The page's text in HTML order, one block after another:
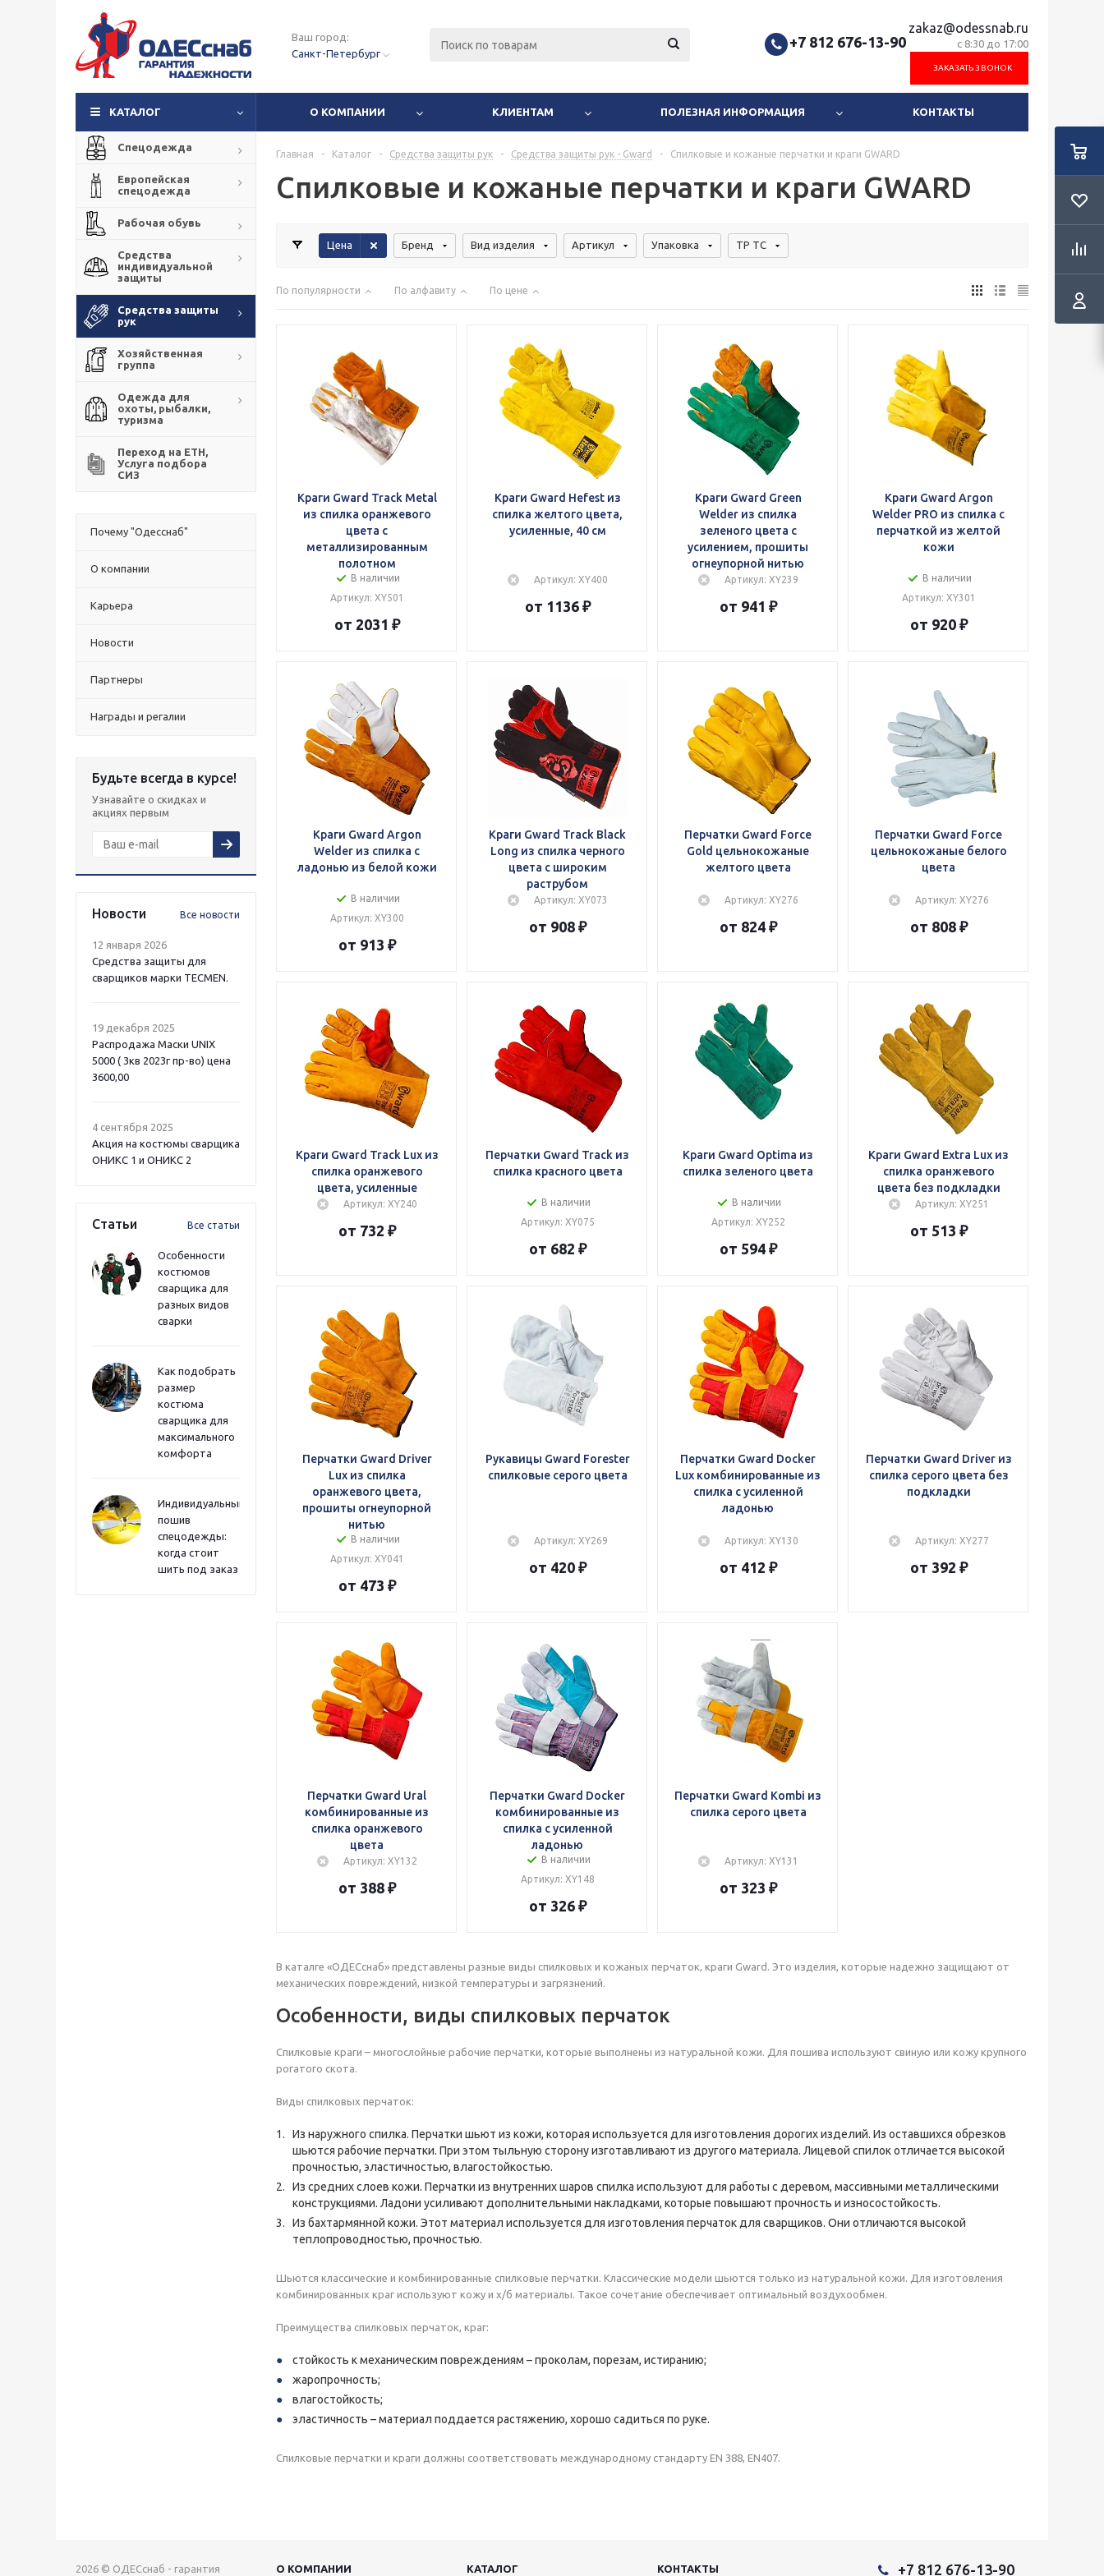
Ваш город:
Санкт-Петербург
+7 812 676-13-90
zakaz@odessnab.ru
с 8:30 до 17:00
ЗАКАЗАТЬ ЗВОНОК
КАТАЛОГ О КОМПАНИИ КЛИЕНТАМ ПОЛЕЗНАЯ ИНФОРМАЦИЯ КОНТАКТЫ
Спецодежда
Европейская
спецодежда
Рабочая обувь
Средства
индивидуальной
защиты
Средства защиты
рук
Хозяйственная
группа
Одежда для
охоты, рыбалки,
туризма
Переход на ЕТН,
Услуга подбора
СИЗ
Почему "Одесснаб"
О компании
Карьера
Новости
Партнеры
Награды и регалии
Будьте всегда в курсе!
Узнавайте о скидках и
акциях первым
Новости Все новости
12 января 2026
Средства защиты для
сварщиков марки TECMEN.
19 декабря 2025
Распродажа Маски UNIX
5000 ( 3кв 2023г пр-во) цена
3600,00
4 сентября 2025
Акция на костюмы сварщика
ОНИКС 1 и ОНИКС 2
Статьи Все статьи
Особенности
костюмов
сварщика для
разных видов
сварки
Как подобрать
размер
костюма
сварщика для
максимального
комфорта
Индивидуальный
пошив
спецодежды:
когда стоит
шить под заказ
Главная - Каталог - Средства защиты рук - Средства защиты рук - Gward - Спилковые и кожаные перчатки и краги GWARD
Спилковые и кожаные перчатки и краги GWARD
Цена Бренд Вид изделия Артикул Упаковка ТР ТС
По популярности По алфавиту По цене
Краги Gward Track Metal
из спилка оранжевого
цвета с
металлизированным
полотном
В наличии
Артикул: XY501
от 2031 ₽
Краги Gward Hefest из
спилка желтого цвета,
усиленные, 40 см
Артикул: XY400
от 1136 ₽
Краги Gward Green
Welder из спилка
зеленого цвета с
усилением, прошиты
огнеупорной нитью
Артикул: XY239
от 941 ₽
Краги Gward Argon
Welder PRO из спилка с
перчаткой из желтой
кожи
В наличии
Артикул: XY301
от 920 ₽
Краги Gward Argon
Welder из спилка с
ладонью из белой кожи
В наличии
Артикул: XY300
от 913 ₽
Краги Gward Track Black
Long из спилка черного
цвета с широким
раструбом
Артикул: XY073
от 908 ₽
Перчатки Gward Force
Gold цельнокожаные
желтого цвета
Артикул: XY276
от 824 ₽
Перчатки Gward Force
цельнокожаные белого
цвета
Артикул: XY276
от 808 ₽
Краги Gward Track Lux из
спилка оранжевого
цвета, усиленные
Артикул: XY240
от 732 ₽
Перчатки Gward Track из
спилка красного цвета
В наличии
Артикул: XY075
от 682 ₽
Краги Gward Optima из
спилка зеленого цвета
В наличии
Артикул: XY252
от 594 ₽
Краги Gward Extra Lux из
спилка оранжевого
цвета без подкладки
Артикул: XY251
от 513 ₽
Перчатки Gward Driver
Lux из спилка
оранжевого цвета,
прошиты огнеупорной
нитью
В наличии
Артикул: XY041
от 473 ₽
Рукавицы Gward Forester
спилковые серого цвета
Артикул: XY269
от 420 ₽
Перчатки Gward Docker
Lux комбинированные из
спилка c усиленной
ладонью
Артикул: XY130
от 412 ₽
Перчатки Gward Driver из
спилка серого цвета без
подкладки
Артикул: XY277
от 392 ₽
Перчатки Gward Ural
комбинированные из
спилка оранжевого
цвета
Артикул: XY132
от 388 ₽
Перчатки Gward Docker
комбинированные из
спилка c усиленной
ладонью
В наличии
Артикул: XY148
от 326 ₽
Перчатки Gward Kombi из
спилка серого цвета
Артикул: XY131
от 323 ₽
В каталге «ОДЕСснаб» представлены разные виды спилковых и кожаных перчаток, краги Gward. Это изделия, которые надежно защищают от
механических повреждений, низкой температуры и загрязнений.
Особенности, виды спилковых перчаток
Спилковые краги – многослойные рабочие перчатки, которые выполнены из натуральной кожи. Для пошива используют свиную или кожу крупного
рогатого скота.
Виды спилковых перчаток:
Из наружного спилка. Перчатки шьют из кожи, которая используется для изготовления дорогих изделий. Из оставшихся обрезков
шьются рабочие перчатки. При этом тыльную сторону изготавливают из другого материала. Лицевой спилок отличается высокой
прочностью, эластичностью, влагостойкостью.
Из средних слоев кожи. Перчатки из внутренних шаров спилка используют для работы с деревом, массивными металлическими
конструкциями. Ладони усиливают дополнительными накладками, которые повышают прочность и износостойкость.
Из бахтармянной кожи. Этот материал используется для изготовления перчаток для сварщиков. Они отличаются высокой
теплопроводностью, прочностью.
Шьются классические и комбинированные спилковые перчатки. Классические модели шьются только из натуральной кожи. Для изготовления
комбинированных краг используют кожу и х/б материалы. Такое сочетание обеспечивает оптимальный воздухообмен.
Преимущества спилковых перчаток, краг:
стойкость к механическим повреждениям – проколам, порезам, истиранию;
жаропрочность;
влагостойкость;
эластичность – материал поддается растяжению, хорошо садиться по руке.
Спилковые перчатки и краги должны соответствовать международному стандарту EN 388, EN407.
2026 © ОДЕСснаб - гарантия О КОМПАНИИ КАТАЛОГ КОНТАКТЫ +7 812 676-13-90